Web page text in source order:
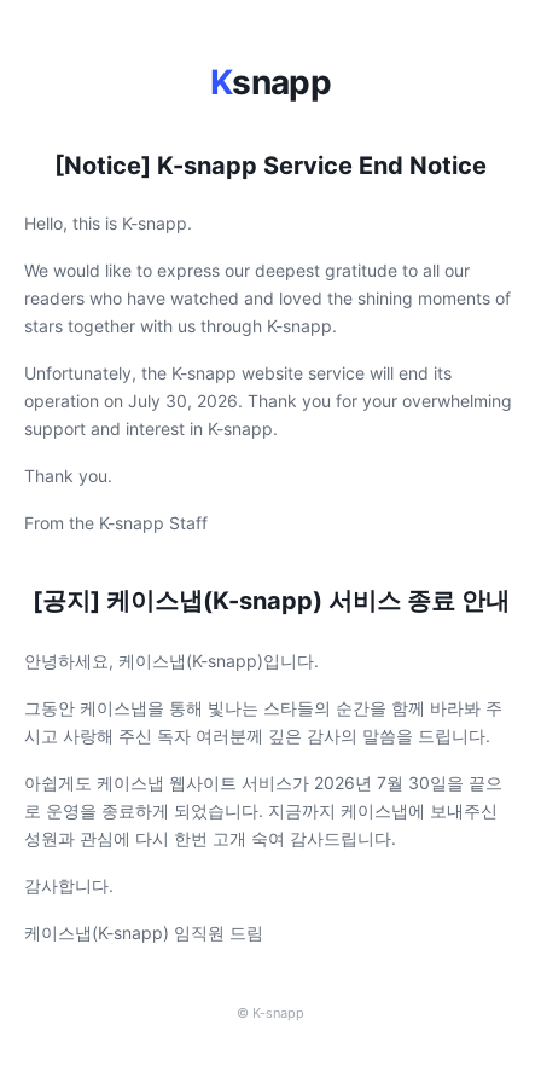
Ksnapp
[Notice] K-snapp Service End Notice
Hello, this is K-snapp.
We would like to express our deepest gratitude to all our
readers who have watched and loved the shining moments of
stars together with us through K-snapp.
Unfortunately, the K-snapp website service will end its
operation on July 30, 2026. Thank you for your overwhelming
support and interest in K-snapp.
Thank you.
From the K-snapp Staff
[공지] 케이스냅(K-snapp) 서비스 종료 안내
안녕하세요, 케이스냅(K-snapp)입니다.
그동안 케이스냅을 통해 빛나는 스타들의 순간을 함께 바라봐 주
시고 사랑해 주신 독자 여러분께 깊은 감사의 말씀을 드립니다.
아쉽게도 케이스냅 웹사이트 서비스가 2026년 7월 30일을 끝으
로 운영을 종료하게 되었습니다. 지금까지 케이스냅에 보내주신
성원과 관심에 다시 한번 고개 숙여 감사드립니다.
감사합니다.
케이스냅(K-snapp) 임직원 드림
© K-snapp